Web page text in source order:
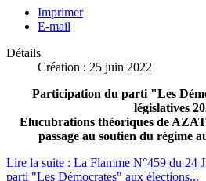
Imprimer
E-mail
Détails
Création : 25 juin 2022
Participation du parti "Les
législatives
Elucubrations théoriques de
passage au soutien du régime
Lire la suite : La Flamme N°459 du 24
parti "Les Démocrates" aux élections...